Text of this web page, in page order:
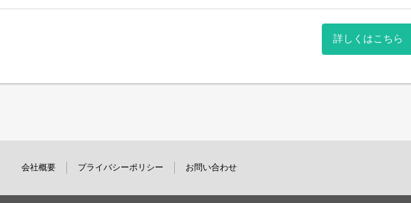
いて温度・湿度・CO2など施設内の環境をコントロールし、通年で安定して作
物を生産します。栽培管理者には、作物栽培の専門的な知識や経験が求められます。
多くの人手を必要とする農業において、「人」の想いはなにより大切になります。約100名
トさんの年齢や体力を考慮し、誰もが安全かつスムーズに動けるように工夫をこらします。
す。大切に育て、一生懸命に作業して収穫された野菜を、最高の状態で取引先や消費者のも
とへ確実に届けるために、収穫されたばかりの新鮮な野菜をパートさんと協力して袋詰め・
詳しくはこちら
会社概要 プライバシーポリシー お問い合わせ